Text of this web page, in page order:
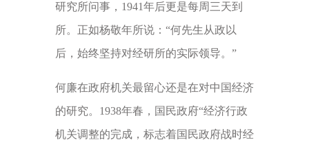
研究所问事，1941年后更是每周三天到
所。正如杨敬年所说：“何先生从政以
后，始终坚持对经研所的实际领导。”
何廉在政府机关最留心还是在对中国经济
的研究。1938年春，国民政府“经济行政
机关调整的完成，标志着国民政府战时经